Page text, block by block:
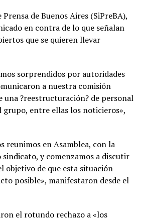
de Buenos Aires (SiPreBA),
en contra de lo que señalan
que se quieren llevar
sorprendidos por autoridades
a nuestra comisión
una ?reestructuración? de personal
grupo, entre ellas los noticieros»,
reunimos en Asamblea, con la
y comenzamos a discutir
objetivo de que esta situación
posible», manifestaron desde el
el rotundo rechazo a «los